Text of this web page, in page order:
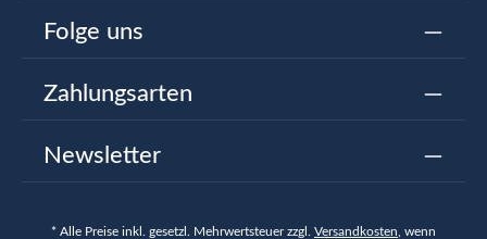
Folge uns
Zahlungsarten
Newsletter
* Alle Preise inkl. gesetzl. Mehrwertsteuer zzgl. Versandkosten , wenn